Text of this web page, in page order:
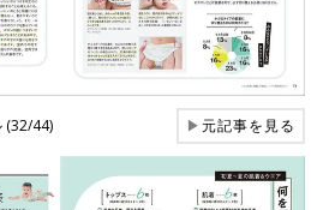
(32/44) ▶元記事を見る